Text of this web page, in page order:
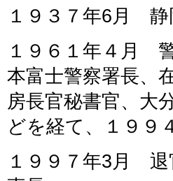
１９３７年6月 静
１９６１年４月
本富士警察署長、
房長官秘書官、大
どを経て、１９
１９９７年3月